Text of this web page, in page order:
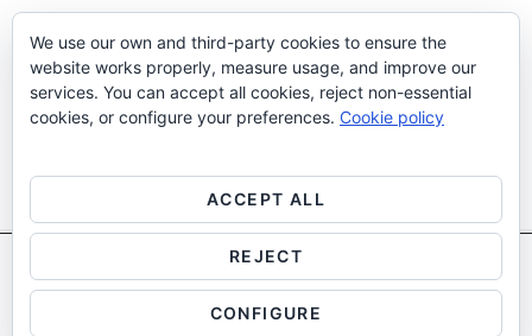
FacebookInstagram
Linkedin
Manteniment Informàtic|Servei Dolç 2026
Utilitzem cookies pròpies i de tercers per a fins analítics.
informació
We use our own and third-party cookies to ensure the
website works properly, measure usage, and improve our
services. You can accept all cookies, reject non-essential
cookies, or configure your preferences. Cookie policy
ACCEPT ALL
REJECT
CONFIGURE